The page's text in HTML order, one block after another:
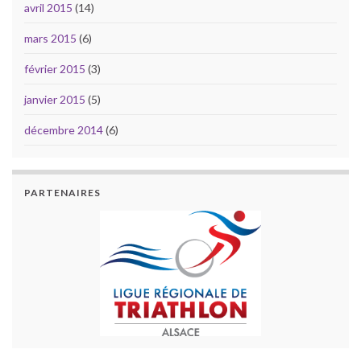
avril 2015 (14)
mars 2015 (6)
février 2015 (3)
janvier 2015 (5)
décembre 2014(6)
PARTENAIRES